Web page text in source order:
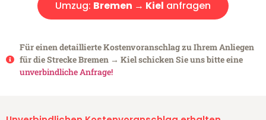
Umzug: Bremen → Kiel anfragen
Für einen detaillierte Kostenvoranschlag zu Ihrem Anliegen
für die Strecke Bremen → Kiel schicken Sie uns bitte eine
unverbindliche Anfrage!